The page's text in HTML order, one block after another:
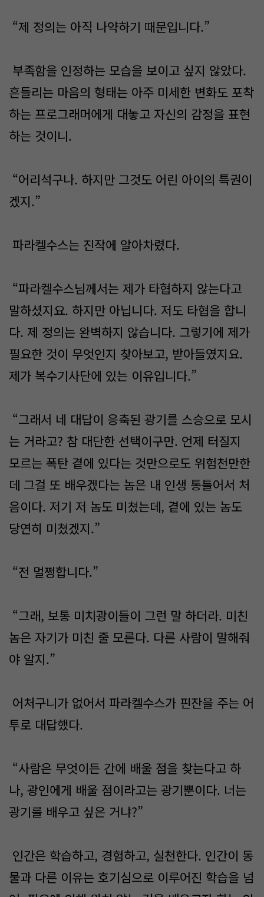
“제 정의는 아직 나약하기 때문입니다.”
부족함을 인정하는 모습을 보이고 싶지 않았다.
흔들리는 마음의 형태는 아주 미세한 변화도 포착
하는 프로그래머에게 대놓고 자신의 감정을 표현
하는 것이니.
“어리석구나. 하지만 그것도 어린 아이의 특권이
겠지.”
파라켈수스는 진작에 알아차렸다.
“파라켈수스님께서는 제가 타협하지 않는다고
말하셨지요. 하지만 아닙니다. 저도 타협을 합니
다. 제 정의는 완벽하지 않습니다. 그렇기에 제가
필요한 것이 무엇인지 찾아보고, 받아들였지요.
제가 복수기사단에 있는 이유입니다.”
“그래서 네 대답이 응축된 광기를 스승으로 모시
는 거라고? 참 대단한 선택이구만. 언제 터질지
모르는 폭탄 곁에 있다는 것만으로도 위험천만한
데 그걸 또 배우겠다는 놈은 내 인생 통틀어서 처
음이다. 저기 저 놈도 미쳤는데, 곁에 있는 놈도
당연히 미쳤겠지.”
“전 멀쩡합니다.”
“그래, 보통 미치광이들이 그런 말 하더라. 미친
놈은 자기가 미친 줄 모른다. 다른 사람이 말해줘
야 알지.”
어처구니가 없어서 파라켈수스가 핀잔을 주는 어
투로 대답했다.
“사람은 무엇이든 간에 배울 점을 찾는다고 하
나, 광인에게 배울 점이라고는 광기뿐이다. 너는
광기를 배우고 싶은 거냐?”
인간은 학습하고, 경험하고, 실천한다. 인간이 동
물과 다른 이유는 호기심으로 이루어진 학습을 넘